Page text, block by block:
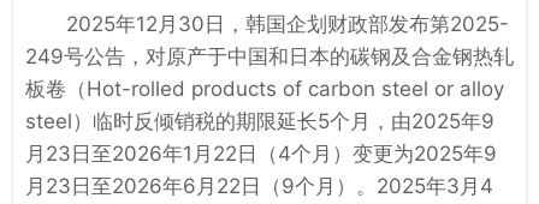
2025年12月30日，韩国企划财政部发布第2025-
249号公告，对原产于中国和日本的碳钢及合金钢热轧
板卷（Hot-rolled products of carbon steel or alloy
steel）临时反倾销税的期限延长5个月，由2025年9
月23日至2026年1月22日（4个月）变更为2025年9
月23日至2026年6月22日（9个月）。2025年3月4